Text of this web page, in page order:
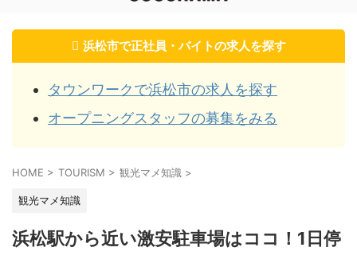
浜松市で正社員・バイトの求人を探す
タウンワークで浜松市の求人を探す
オープニングスタッフの募集をみる
HOME > TOURISM > 観光マメ知識 >
観光マメ知識
浜松駅から近い激安駐車場はココ！1日停